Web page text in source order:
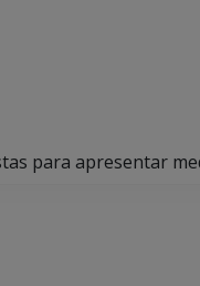
para apresentar